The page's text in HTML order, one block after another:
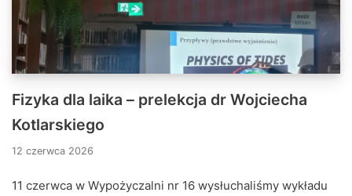
Fizyka dla laika – prelekcja dr Wojciecha
Kotlarskiego
12 czerwca 2026
11 czerwca w Wypożyczalni nr 16 wysłuchaliśmy wykładu